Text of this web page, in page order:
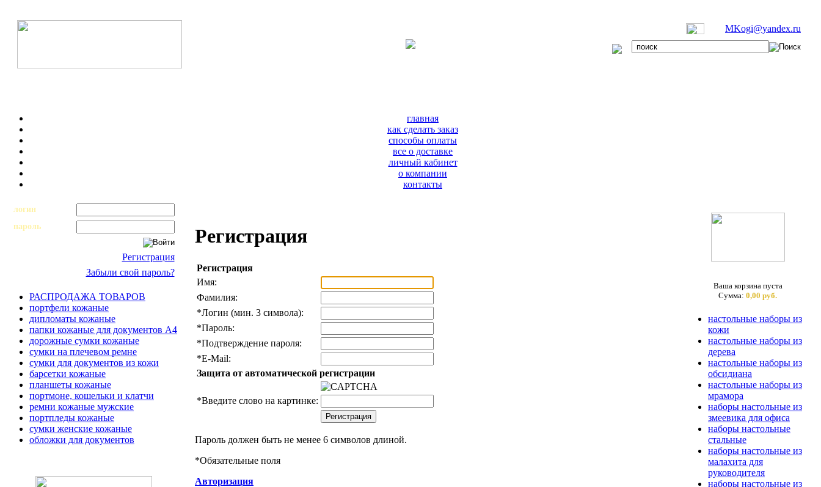
MKogi@yandex.ru
главная
как сделать заказ
способы оплаты
все о доставке
личный кабинет
о компании
контакты
логин
пароль
Регистрация
Забыли свой пароль?
РАСПРОДАЖА ТОВАРОВ
портфели кожаные
дипломаты кожаные
папки кожаные для документов А4
дорожные сумки кожаные
сумки на плечевом ремне
сумки для документов из кожи
барсетки кожаные
планшеты кожаные
портмоне, кошельки и клатчи
ремни кожаные мужские
портпледы кожаные
сумки женские кожаные
обложки для документов
Регистрация
Регистрация
Имя:
Фамилия:
*Логин (мин. 3 символа):
*Пароль:
*Подтверждение пароля:
*E-Mail:
Защита от автоматической регистрации
*Введите слово на картинке:
Пароль должен быть не менее 6 символов длиной.
*Обязательные поля
Авторизация
Ваша корзина пуста
Сумма: 0,00 руб.
настольные наборы из
кожи
настольные наборы из
дерева
настольные наборы из
обсидиана
настольные наборы из
мрамора
наборы настольные из
змеевика для офиса
наборы настольные
стальные
наборы настольные из
малахита для
руководителя
наборы настольные из